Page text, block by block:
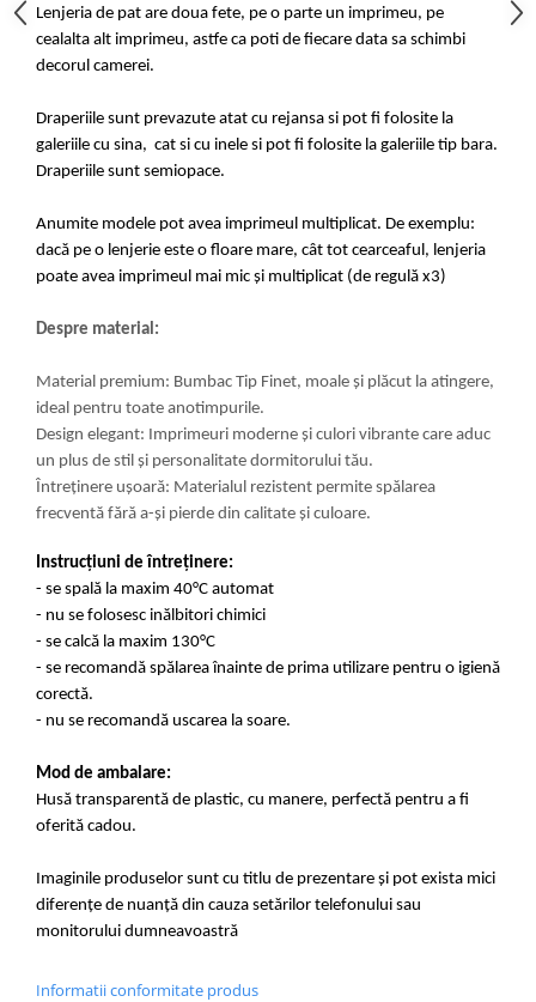
Lenjeria de pat are doua fete, pe o parte un imprimeu, pe
cealalta alt imprimeu, astfe ca poti de fiecare data sa schimbi
decorul camerei.
Draperiile sunt prevazute atat cu rejansa si pot fi folosite la
galeriile cu sina, cat si cu inele si pot fi folosite la galeriile tip bara.
Draperiile sunt semiopace.
Anumite modele pot avea imprimeul multiplicat. De exemplu:
dacă pe o lenjerie este o floare mare, cât tot cearceaful, lenjeria
poate avea imprimeul mai mic și multiplicat (de regulă x3)
Despre material:
Material premium: Bumbac Tip Finet, moale și plăcut la atingere,
ideal pentru toate anotimpurile.
Design elegant: Imprimeuri moderne și culori vibrante care aduc
un plus de stil și personalitate dormitorului tău.
Întreținere ușoară: Materialul rezistent permite spălarea
frecventă fără a-și pierde din calitate și culoare.
Instrucțiuni de întreținere:
- se spală la maxim 40°C automat
- nu se folosesc inălbitori chimici
- se calcă la maxim 130°C
- se recomandă spălarea înainte de prima utilizare pentru o igienă
corectă.
- nu se recomandă uscarea la soare.
Mod de ambalare:
Husă transparentă de plastic, cu manere, perfectă pentru a fi
oferită cadou.
Imaginile produselor sunt cu titlu de prezentare și pot exista mici
diferențe de nuanță din cauza setărilor telefonului sau
monitorului dumneavoastră
Informatii conformitate produs